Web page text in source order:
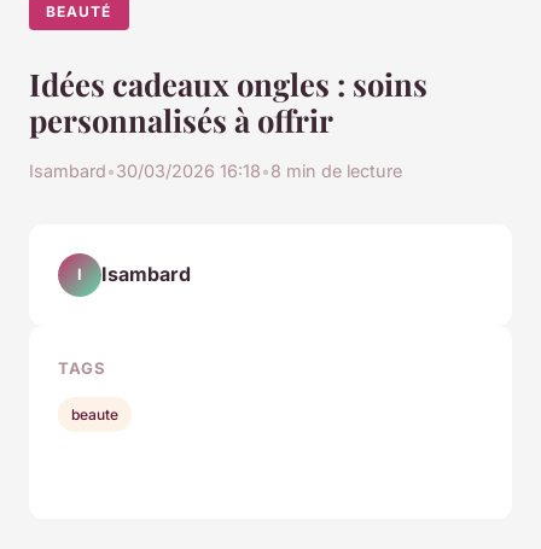
BEAUTÉ
Idées cadeaux ongles : soins
personnalisés à offrir
Isambard•30/03/2026 16:18•8 min de lecture
I Isambard
TAGS
beaute